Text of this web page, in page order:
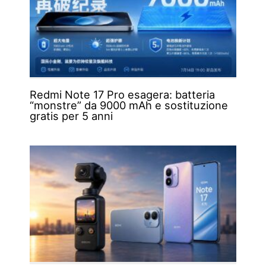
Redmi Note 17 Pro esagera: batteria
“monstre” da 9000 mAh e sostituzione
gratis per 5 anni